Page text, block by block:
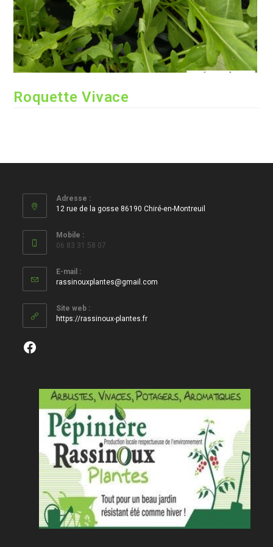
Roquette Vivace
Adresse :
12 rue de la gosse 86190 Chiré-en-Montreuil
Mobile :
06 83 31 58 07
E-mail :
rassinouxplantes@gmail.com
Site web :
https://rassinoux-plantes.fr
Facebook